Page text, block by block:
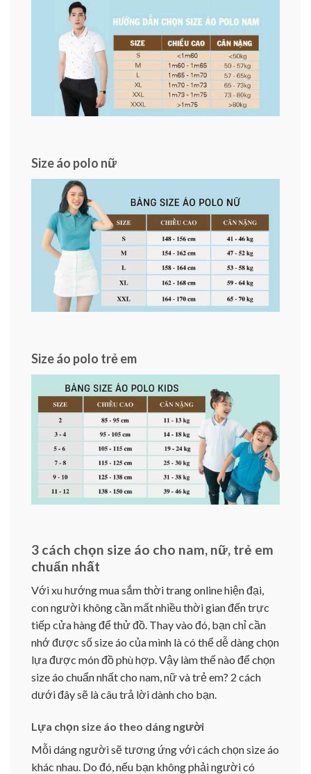
Size áo polo nữ
Size áo polo trẻ em
3 cách chọn size áo cho nam, nữ, trẻ em
chuẩn nhất
Với xu hướng mua sắm thời trang online hiện đại,
con người không cần mất nhiều thời gian đến trực
tiếp cửa hàng để thử đồ. Thay vào đó, bạn chỉ cần
nhớ được số size áo của mình là có thể dễ dàng chọn
lựa được món đồ phù hợp. Vậy làm thế nào để chọn
size áo chuẩn nhất cho nam, nữ và trẻ em? 2 cách
dưới đây sẽ là câu trả lời dành cho bạn.
Lựa chọn size áo theo dáng người
Mỗi dáng người sẽ tương ứng với cách chọn size áo
khác nhau. Do đó, nếu bạn không phải người có